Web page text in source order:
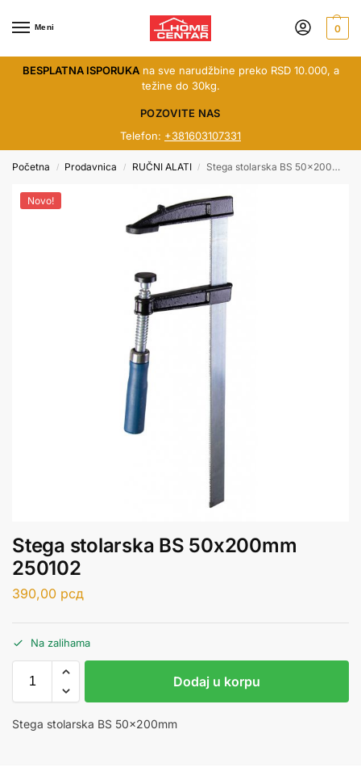
Meni 0
BESPLATNA ISPORUKAna sve narudžbine preko RSD 10.000, a
težine do 30kg.
POZOVITE NAS
Telefon: +381603107331
Početna / Prodavnica / RUČNI ALATI / Stega stolarska BS 50x200mm 250102
Novo!
Stega stolarska BS 50x200mm
250102
390,00 рсд
Na zalihama
Dodaj u korpu
Stega stolarska BS 50x200mm